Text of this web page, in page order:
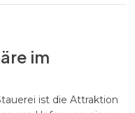
im
ist die Attraktion